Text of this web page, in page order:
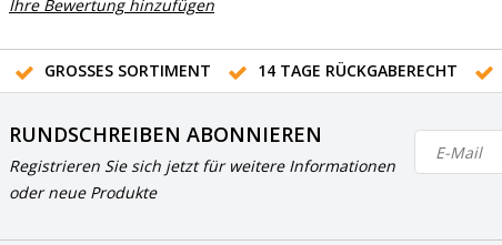
Ihre Bewertung hinzufügen
GROSSES SORTIMENT 14 TAGE RÜCKGABERECHT
RUNDSCHREIBEN ABONNIEREN
Registrieren Sie sich jetzt für weitere Informationen
oder neue Produkte